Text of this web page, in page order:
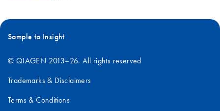
Sample to Insight
© QIAGEN 2013–26. All rights reserved
Trademarks & Disclaimers
Terms & Conditions